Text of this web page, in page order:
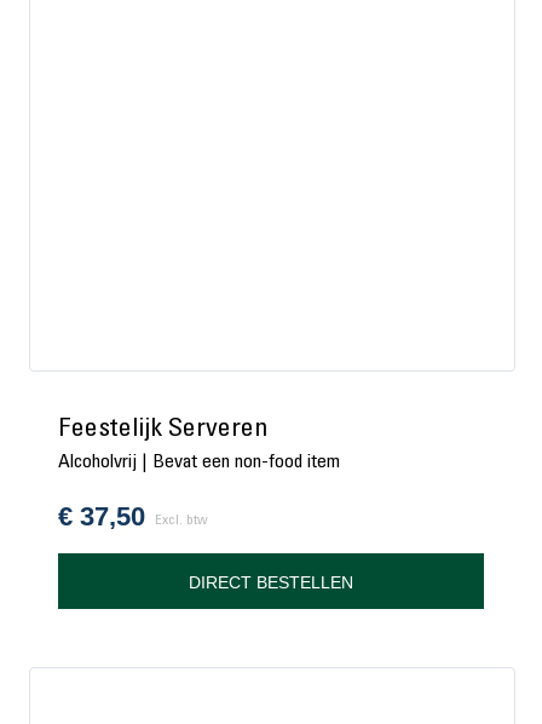
Feestelijk Serveren
Alcoholvrij | Bevat een non-food item
€ 37,50 Excl. btw
DIRECT BESTELLEN